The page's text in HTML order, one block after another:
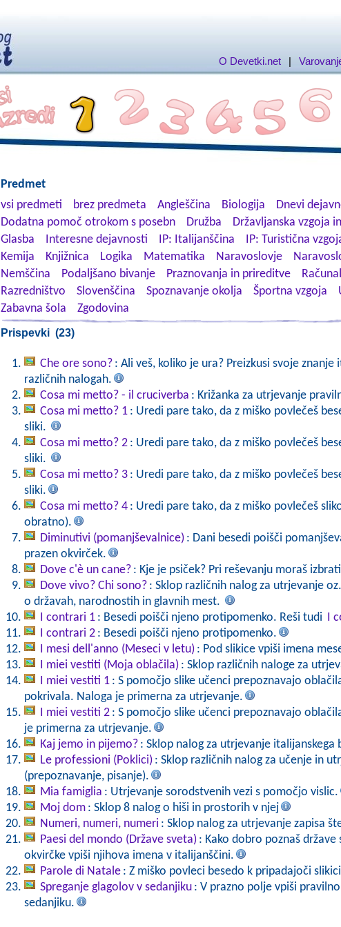
O Devetki.net |
Predmet
vsi predmeti
brez predmeta Angleščina Biologija
Dnevi
Dodatna pomoč otrokom s posebn
Družba Državljanska vzgoja
Glasba
Interesne dejavnosti IP: Italijanščina IP: Turistična
Kemija
Knjižnica Logika Matematika Naravoslovje
Nemščina
Podaljšano bivanje Praznovanja in prireditve
Razredništvo
Slovenščina Spoznavanje okolja Športna vzgoja
Zabavna šola
Zgodovina
Prispevki (23)
Che ore sono? : Ali veš, koliko je ura? Preizkusi svoje znanje
različnih nalogah.
Cosa mi metto? - il cruciverba : Križanka za utrjevanje
Cosa mi metto? 1 : Uredi pare tako, da z miško povlečeš
sliki.
Cosa mi metto? 2 : Uredi pare tako, da z miško povlečeš
sliki.
Cosa mi metto? 3 : Uredi pare tako, da z miško povlečeš
sliki.
Cosa mi metto? 4 : Uredi pare tako, da z miško povlečeš
obratno).
Diminutivi (pomanjševalnice) : Dani besedi poišči
prazen okvirček.
Dove c'è un cane? : Kje je psiček? Pri reševanju moraš
Dove vivo? Chi sono? : Sklop različnih nalog za utrjevanje
o državah, narodnostih in glavnih mest.
I contrari 1 : Besedi poišči njeno protipomenko. Reši tudi I
I contrari 2 : Besedi poišči njeno protipomenko.
I mesi dell'anno (Meseci v letu) : Pod slikice vpiši imena
I miei vestiti (Moja oblačila) : Sklop različnih naloge za
I miei vestiti 1 : S pomočjo slike učenci prepoznavajo
pokrivala. Naloga je primerna za utrjevanje.
I miei vestiti 2 : S pomočjo slike učenci prepoznavajo
je primerna za utrjevanje.
Kaj jemo in pijemo? : Sklop nalog za utrjevanje italijanskega
Le professioni (Poklici) : Sklop različnih nalog za učenje in
(prepoznavanje, pisanje).
Mia famiglia : Utrjevanje sorodstvenih vezi s pomočjo vislic.
Moj dom : Sklop 8 nalog o hiši in prostorih v njej
Numeri, numeri, numeri : Sklop nalog za utrjevanje zapisa
Paesi del mondo (Države sveta) : Kako dobro poznaš države
okvirčke vpiši njihova imena v italijanščini.
Parole di Natale : Z miško povleci besedo k pripadajoči
Spreganje glagolov v sedanjiku : V prazno polje vpiši
sedanjiku.